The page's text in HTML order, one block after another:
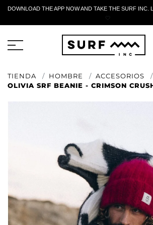
DOWNLOAD THE APP NOW AND TAKE THE SURF INC.
🤍
TIENDA HOMBRE ACCESORIOS
OLIVIA SRF BEANIE - CRIMSON
FORMULARIO DE RETORNO